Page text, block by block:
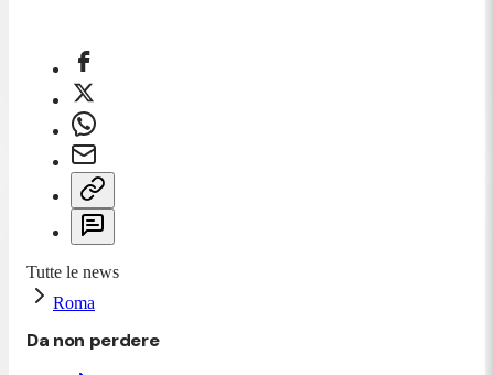
Tutte le news
Roma
Da non perdere